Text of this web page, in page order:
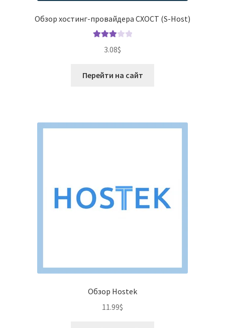
Обзор хостинг-провайдера СХОСТ (S-Host)
3.08$
Перейти на сайт
Обзор Hostek
11.99$